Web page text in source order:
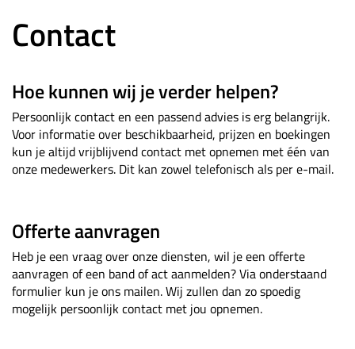
Contact
Hoe kunnen wij je verder helpen?
Persoonlijk contact en een passend advies is erg belangrijk.
Voor informatie over beschikbaarheid, prijzen en boekingen
kun je altijd vrijblijvend contact met opnemen met één van
onze medewerkers. Dit kan zowel telefonisch als per e-mail.
Offerte aanvragen
Heb je een vraag over onze diensten, wil je een offerte
aanvragen of een band of act aanmelden? Via onderstaand
formulier kun je ons mailen. Wij zullen dan zo spoedig
mogelijk persoonlijk contact met jou opnemen.